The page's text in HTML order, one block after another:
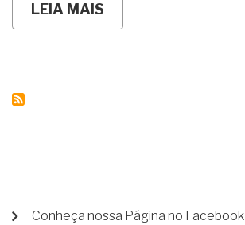
LEIA MAIS
INVENTÁRIOS
MENU
Conheça nossa Página no Facebook